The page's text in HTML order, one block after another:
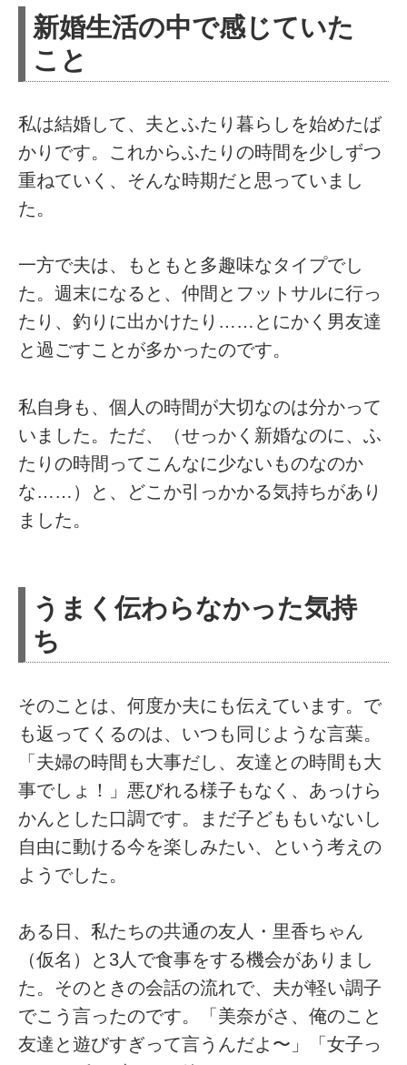
新婚生活の中で感じていた
こと
私は結婚して、夫とふたり暮らしを始めたば
かりです。これからふたりの時間を少しずつ
重ねていく、そんな時期だと思っていまし
た。
一方で夫は、もともと多趣味なタイプでし
た。週末になると、仲間とフットサルに行っ
たり、釣りに出かけたり……とにかく男友達
と過ごすことが多かったのです。
私自身も、個人の時間が大切なのは分かって
いました。ただ、（せっかく新婚なのに、ふ
たりの時間ってこんなに少ないものなのか
な……）と、どこか引っかかる気持ちがあり
ました。
うまく伝わらなかった気持
ち
そのことは、何度か夫にも伝えています。で
も返ってくるのは、いつも同じような言葉。
「夫婦の時間も大事だし、友達との時間も大
事でしょ！」悪びれる様子もなく、あっけら
かんとした口調です。まだ子どももいないし
自由に動ける今を楽しみたい、という考えの
ようでした。
ある日、私たちの共通の友人・里香ちゃん
（仮名）と3人で食事をする機会がありまし
た。そのときの会話の流れで、夫が軽い調子
でこう言ったのです。「美奈がさ、俺のこと
友達と遊びすぎって言うんだよ〜」「女子っ